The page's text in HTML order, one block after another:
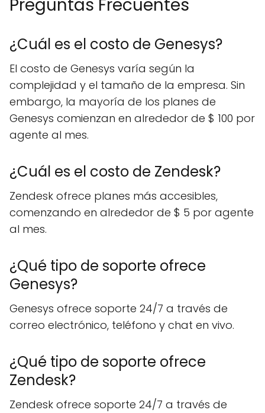
Preguntas Frecuentes
¿Cuál es el costo de Genesys?
El costo de Genesys varía según la
complejidad y el tamaño de la empresa. Sin
embargo, la mayoría de los planes de
Genesys comienzan en alrededor de $ 100 por
agente al mes.
¿Cuál es el costo de Zendesk?
Zendesk ofrece planes más accesibles,
comenzando en alrededor de $ 5 por agente
al mes.
¿Qué tipo de soporte ofrece
Genesys?
Genesys ofrece soporte 24/7 a través de
correo electrónico, teléfono y chat en vivo.
¿Qué tipo de soporte ofrece
Zendesk?
Zendesk ofrece soporte 24/7 a través de